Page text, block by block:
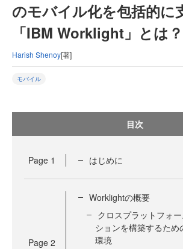
のモバイル化を包括的に
「IBM Worklight」とは？
Harish Shenoy[著]
モバイル
目次
Page 1 はじめに
Page 2
Worklightの概要
クロスプラットフォ
ションを構築するため
環境